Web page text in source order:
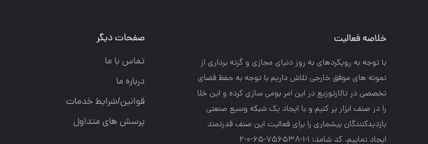
خلاصه فعالیت
با توجه به رويكردهاي به روز دنياي مجازي و گرته برداري از
نمونه هاي موفق خارجي تلاش داريم با توجه به حفظ فضاي
تخصصي در تالارتوزيع در اين امر بومي سازي كرده و اين خلا
را در صنف ابزار پر كنيم و با ايجاد يك شبكه وسيع صنعتي
بازديدكنندگان بيشماري را براي فعاليت اين صنف قدرتمند
ايجاد نماييم. کد شامد: 1-1-756538-65-0-2
صفحات دیگر
تماس با ما
درباره ما
قوانین/شرایط خدمات
پرسش های متداول